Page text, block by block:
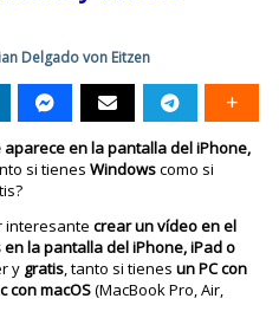
Delgado von Eitzen
en la pantalla del iPhone,
si tienesWindowscomo si
interesantecrear un vídeo en el
la pantalla del iPhone, iPad o
y gratis, tanto si tienesun PC con
con macOS(MacBook Pro, Air,